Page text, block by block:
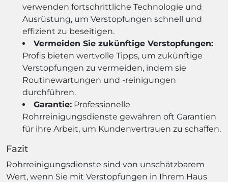
verwenden fortschrittliche Technologie und
Ausrüstung, um Verstopfungen schnell und
effizient zu beseitigen.
Vermeiden Sie zukünftige Verstopfungen:
Profis bieten wertvolle Tipps, um zukünftige
Verstopfungen zu vermeiden, indem sie
Routinewartungen und -reinigungen
durchführen.
Garantie: Professionelle
Rohrreinigungsdienste gewähren oft Garantien
für ihre Arbeit, um Kundenvertrauen zu schaffen.
Fazit
Rohrreinigungsdienste sind von unschätzbarem
Wert, wenn Sie mit Verstopfungen in Ihrem Haus